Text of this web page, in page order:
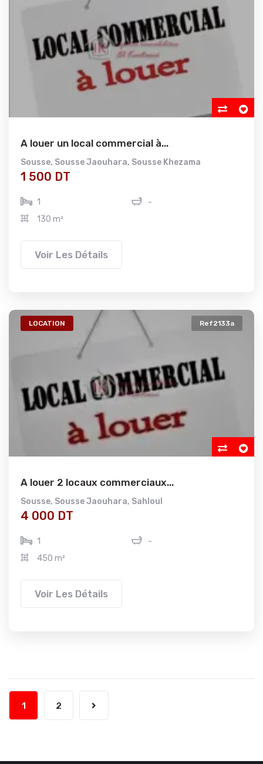
A louer un local commercial à...
Sousse, Sousse Jaouhara, Sousse Khezama
1 500 DT
1
-
130 m²
Voir Les Détails
LOCATION Ref2133a
A louer 2 locaux commerciaux...
Sousse, Sousse Jaouhara, Sahloul
4 000 DT
1
-
450 m²
Voir Les Détails
1 2